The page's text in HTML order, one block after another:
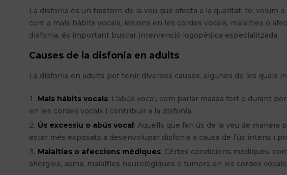
La disfonia és un trastorn de la veu que afecta a la qualitat, to, volum
com a mals hàbits vocals, lesions en les cordes vocals, malalties o
disfonia, és important buscar intervenció logopèdica especialitzada.
Causes de la disfonia en adults
La disfonia en adults pot tenir diverses causes, algunes de les quals
Mals hàbits vocals: L’abús vocal, com parlar massa fort o durant
en les cordes vocals i contribuir a la disfonia.
Ús excessiu o abús vocal: Aquells que fan ús de la veu de
estar més exposats a desenvolupar disfonia a causa de l’ús intens i
Malalties o afeccions mèdiques: Cèrtes condicions mèdiques,
al·lèrgies, asma, malalties neurològiques o tumors en les cordes